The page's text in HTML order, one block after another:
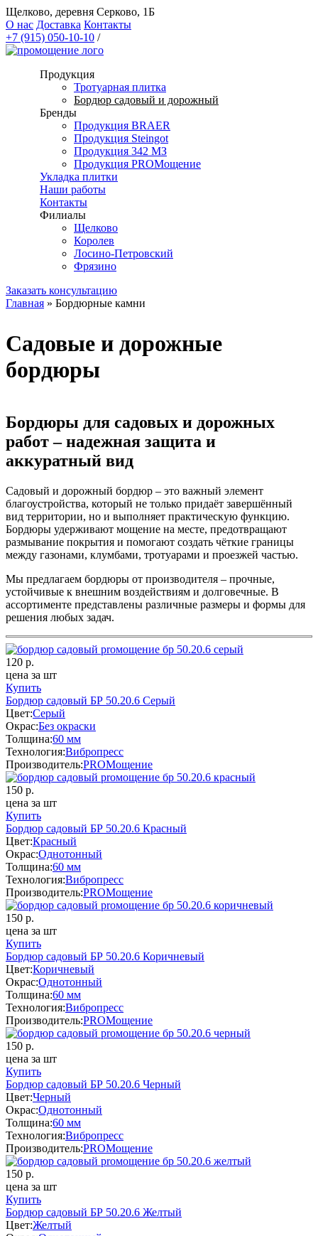
Щелково, деревня Серково, 1Б
О нас Доставка Контакты
+7 (915) 050-10-10 /
Продукция
Тротуарная плитка
Бордюр садовый и дорожный
Бренды
Продукция BRAER
Продукция Steingot
Продукция 342 МЗ
Продукция PROМощение
Укладка плитки
Наши работы
Контакты
Филиалы
Щелково
Королев
Лосино-Петровский
Фрязино
Заказать консультацию
Главная » Бордюрные камни
Садовые и дорожные
бордюры
Бордюры для садовых и дорожных
работ – надежная защита и
аккуратный вид
Садовый и дорожный бордюр – это важный элемент
благоустройства, который не только придаёт завершённый
вид территории, но и выполняет практическую функцию.
Бордюры удерживают мощение на месте, предотвращают
размывание покрытия и помогают создать чёткие границы
между газонами, клумбами, тротуарами и проезжей частью.
Мы предлагаем бордюры от производителя – прочные,
устойчивые к внешним воздействиям и долговечные. В
ассортименте представлены различные размеры и формы для
решения любых задач.
120 р.
цена за шт
Купить
Бордюр садовый БР 50.20.6 Серый
Цвет:Серый
Окрас:Без окраски
Толщина:60 мм
Технология:Вибропресс
Производитель:PROМощение
150 р.
цена за шт
Купить
Бордюр садовый БР 50.20.6 Красный
Цвет:Красный
Окрас:Однотонный
Толщина:60 мм
Технология:Вибропресс
Производитель:PROМощение
150 р.
цена за шт
Купить
Бордюр садовый БР 50.20.6 Коричневый
Цвет:Коричневый
Окрас:Однотонный
Толщина:60 мм
Технология:Вибропресс
Производитель:PROМощение
150 р.
цена за шт
Купить
Бордюр садовый БР 50.20.6 Черный
Цвет:Черный
Окрас:Однотонный
Толщина:60 мм
Технология:Вибропресс
Производитель:PROМощение
150 р.
цена за шт
Купить
Бордюр садовый БР 50.20.6 Желтый
Цвет:Желтый